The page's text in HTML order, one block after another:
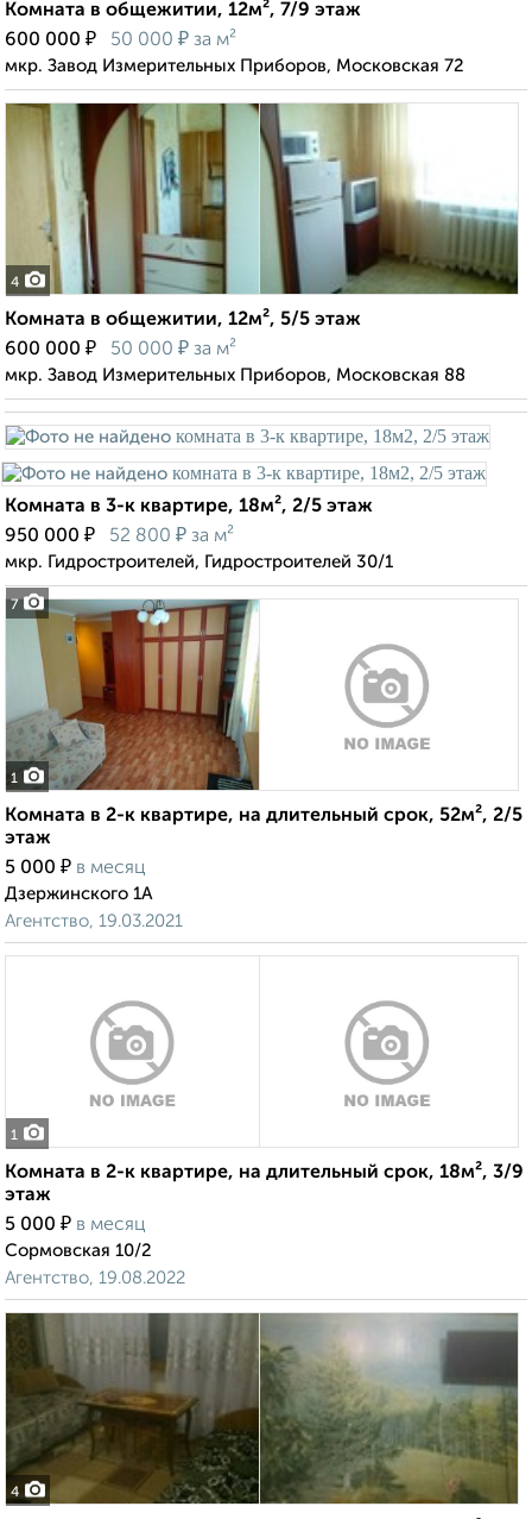
Комната в общежитии, 12м², 7/9 этаж
600 000 ₽ 50 000 ₽ за м²
мкр. Завод Измерительных Приборов, Московская 72
4
Комната в общежитии, 12м², 5/5 этаж
600 000 ₽ 50 000 ₽ за м²
мкр. Завод Измерительных Приборов, Московская 88
7
Комната в 3-к квартире, 18м², 2/5 этаж
950 000 ₽ 52 800 ₽ за м²
мкр. Гидростроителей, Гидростроителей 30/1
1
Комната в 2-к квартире, на длительный срок, 52м², 2/5
этаж
5 000 ₽ в месяц
Дзержинского 1А
Агентство, 19.03.2021
1
Комната в 2-к квартире, на длительный срок, 18м², 3/9
этаж
5 000 ₽ в месяц
Сормовская 10/2
Агентство, 19.08.2022
4